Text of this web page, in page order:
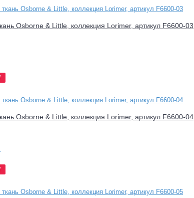
Osborne & Little, коллекция Lorimer, артикул F6600-03
Osborne & Little, коллекция Lorimer, артикул F6600-04